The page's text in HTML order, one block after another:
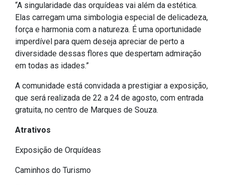
Seletivo Simplificado
Concursos
Instruções Normativas
Licitações
Chamamentos Públicos
Leis, Decretos e Portarias
“A singularidade das orquídeas vai além da estética.
Elas carregam uma simbologia especial de delicadeza,
força e harmonia com a natureza. É uma oportunidade
imperdível para quem deseja apreciar de perto a
diversidade dessas flores que despertam admiração
em todas as idades.”
A comunidade está convidada a prestigiar a exposição,
que será realizada de 22 a 24 de agosto, com entrada
gratuita, no centro de Marques de Souza.
Atrativos
Exposição de Orquídeas
Caminhos do Turismo